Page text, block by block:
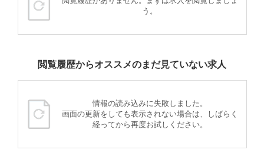
う。
閲覧履歴からオススメのまだ見ていない求人
情報の読み込みに失敗しました。
画面の更新をしても表示されない場合は、しばらく
経ってから再度お試しください。